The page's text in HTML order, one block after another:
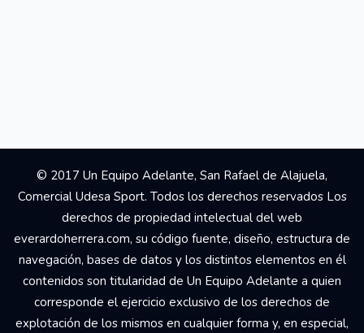
© 2017 Un Equipo Adelante, San Rafael de Alajuela,
Comercial Udesa Sport. Todos los derechos reservados Los
derechos de propiedad intelectual del web
everardoherrera.com, su código fuente, diseño, estructura de
navegación, bases de datos y los distintos elementos en él
contenidos son titularidad de Un Equipo Adelante a quien
corresponde el ejercicio exclusivo de los derechos de
explotación de los mismos en cualquier forma y, en especial,